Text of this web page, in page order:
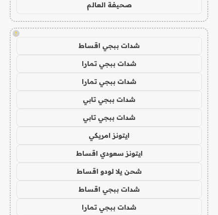
صحيفة العالم
!
شدات ببجي اقساط
شدات ببجي تمارا
شدات ببجي تمارا
شدات ببجي تابي
شدات ببجي تابي
ايتونز امريكي
ايتونز سعودي اقساط
شحن يلا لودو اقساط
شدات ببجي اقساط
شدات ببجي تمارا